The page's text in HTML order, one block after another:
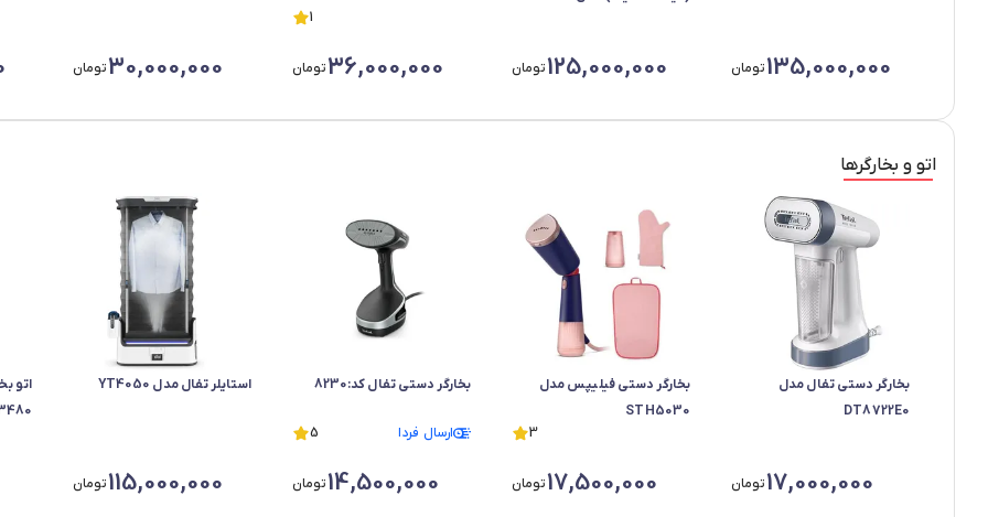
135,000,000تومان 125,000,000تومان
1
36,000,000تومان 30,000,000تومان
اتو و بخارگرها
بخارگر دستی تفال مدل
DT8722E0
17,000,000تومان
بخارگر دستی فیلیپس مدل
STH5030
3
17,500,000تومان
بخارگر دستی تفال کد:8230
ارسال فردا 5
14,500,000تومان
استایلر تفال مدل YT4050
115,000,000تومان
اتو